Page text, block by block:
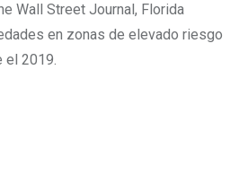
Wall Street Journal, Florida
en zonas de elevado riesgo
el 2019.